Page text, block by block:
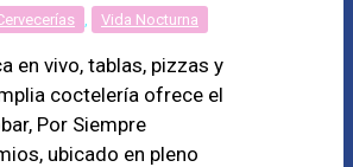
Vida Nocturna
en vivo, tablas, pizzas y
coctelería ofrece el
Por Siempre
ubicado en pleno